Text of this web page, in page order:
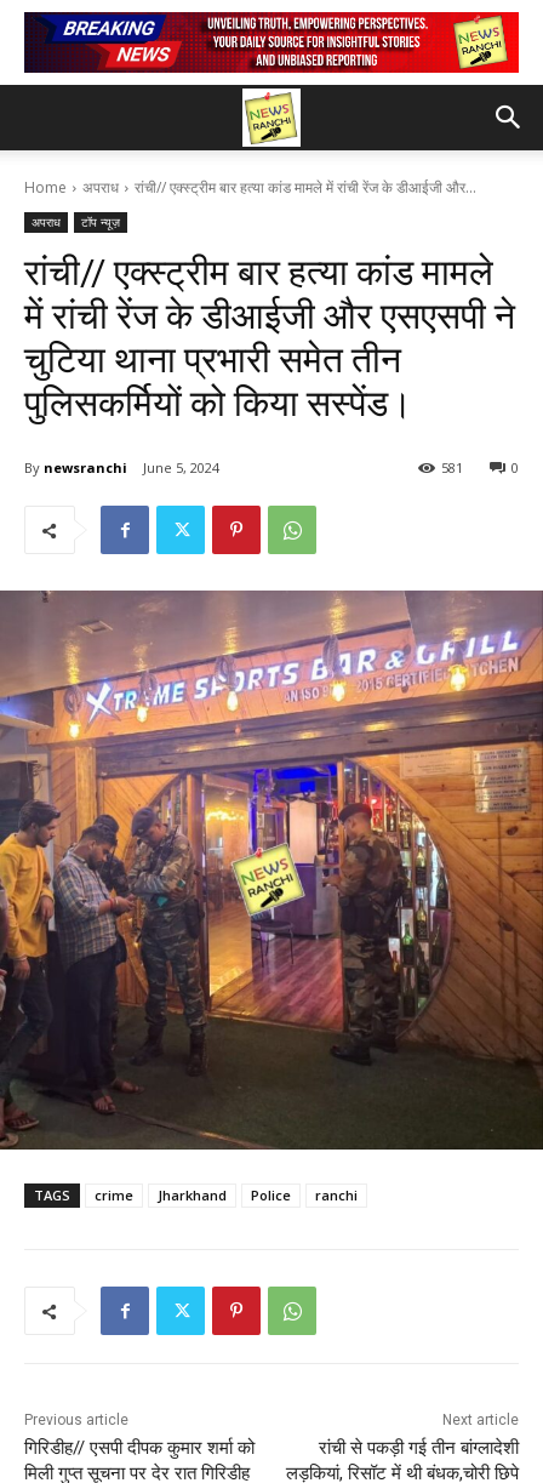
Home अपराध रांची// एक्स्ट्रीम बार हत्या कांड मामले में रांची रेंज के डीआईजी और...
अपराध टॉप न्यूज़
रांची// एक्स्ट्रीम बार हत्या कांड मामले
में रांची रेंज के डीआईजी और एसएसपी ने
चुटिया थाना प्रभारी समेत तीन
पुलिसकर्मियों को किया सस्पेंड।
By newsranchi June 5, 2024 0
581
TAGS crime Jharkhand Police ranchi
Previous article
गिरिडीह// एसपी दीपक कुमार शर्मा को
मिली गुप्त सूचना पर देर रात गिरिडीह
Next article
रांची से पकड़ी गई तीन बांग्लादेशी
लड़कियां, रिसॉट में थी बंधक,चोरी छिपे